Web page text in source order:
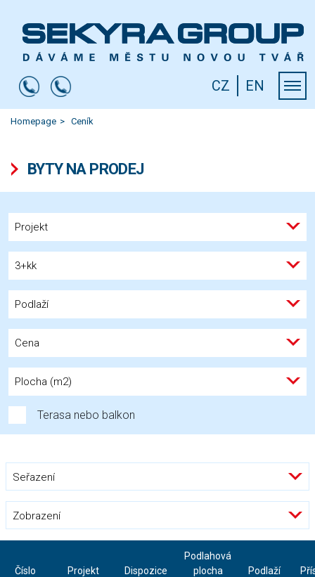
CZ EN
Homepage Ceník
BYTY NA PRODEJ
Projekt
3+kk
Podlaží
Cena
Plocha (m2)
Terasa nebo balkon
Seřazení
Zobrazení
Číslo Projekt Dispozice
Podlahová
plocha
Podlaží